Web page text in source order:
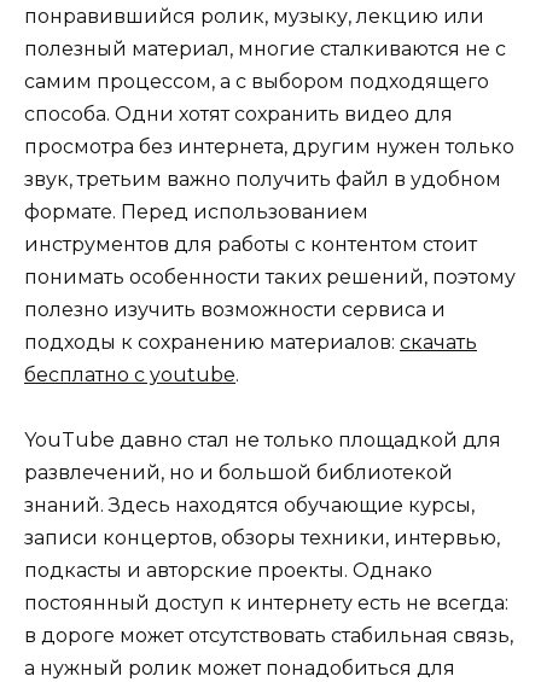
понравившийся ролик, музыку, лекцию или
полезный материал, многие сталкиваются не с
самим процессом, а с выбором подходящего
способа. Одни хотят сохранить видео для
просмотра без интернета, другим нужен только
звук, третьим важно получить файл в удобном
формате. Перед использованием
инструментов для работы с контентом стоит
понимать особенности таких решений, поэтому
полезно изучить возможности сервиса и
подходы к сохранению материалов: скачать
бесплатно с youtube.
YouTube давно стал не только площадкой для
развлечений, но и большой библиотекой
знаний. Здесь находятся обучающие курсы,
записи концертов, обзоры техники, интервью,
подкасты и авторские проекты. Однако
постоянный доступ к интернету есть не всегда:
в дороге может отсутствовать стабильная связь,
а нужный ролик может понадобиться для